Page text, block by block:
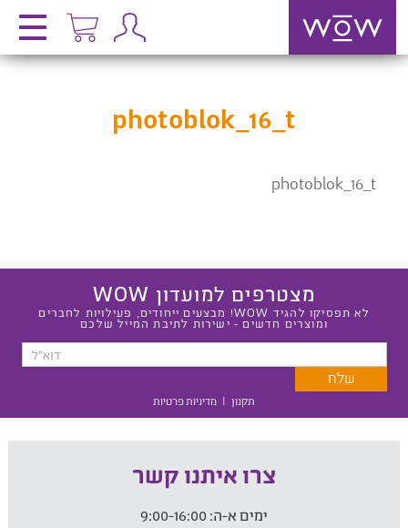
photoblok_16_t
photoblok_16_t
מצטרפים למועדון WOW
לא תפסיקו להגיד WOW! מבצעים ייחודים, פעילויות לחברים
ומוצרים חדשים - ישירות לתיבת המייל שלכם
תקנון | מדיניות פרטיות
צרו איתנו קשר
ימים א-ה: